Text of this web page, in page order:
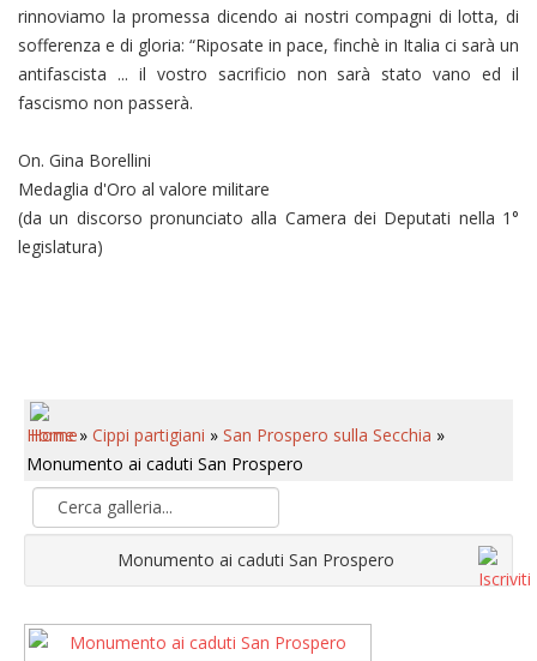
rinnoviamo la promessa dicendo ai nostri compagni di lotta, di
sofferenza e di gloria: “Riposate in pace, finchè in Italia ci sarà un
antifascista ... il vostro sacrificio non sarà stato vano ed il
fascismo non passerà.
On. Gina Borellini
Medaglia d'Oro al valore militare
(da un discorso pronunciato alla Camera dei Deputati nella 1°
legislatura)
Home» Cippi partigiani » San Prospero sulla Secchia »
Monumento ai caduti San Prospero
Monumento ai caduti San Prospero